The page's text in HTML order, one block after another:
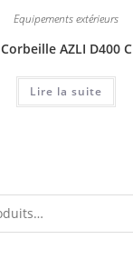
Equipements extérieurs
Corbeille AZLI D400 C
Lire la suite